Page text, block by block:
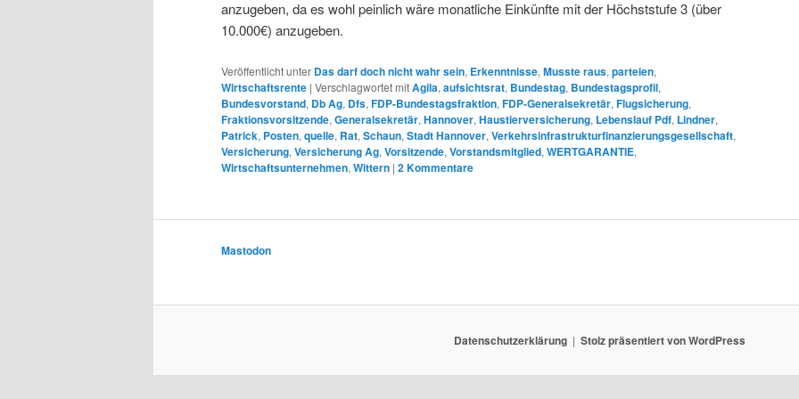
anzugeben, da es wohl peinlich wäre monatliche Einkünfte mit der Höchststufe 3 (über
10.000€) anzugeben.
Veröffentlicht unter Das darf doch nicht wahr sein, Erkenntnisse, Musste raus, parteien,
Wirtschaftsrente | Verschlagwortet mitAgila, aufsichtsrat, Bundestag, Bundestagsprofil,
Bundesvorstand, Db Ag, Dfs, FDP-Bundestagsfraktion, FDP-Generalsekretär, Flugsicherung,
Fraktionsvorsitzende, Generalsekretär, Hannover, Haustierversicherung, Lebenslauf Pdf, Lindner,
Patrick, Posten, quelle, Rat, Schaun, Stadt Hannover, Verkehrsinfrastrukturfinanzierungsgesellschaft,
Versicherung, Versicherung Ag, Vorsitzende, Vorstandsmitglied, WERTGARANTIE,
Wirtschaftsunternehmen, Wittern | 2Kommentare
Mastodon
Datenschutzerklärung Stolz präsentiert von WordPress